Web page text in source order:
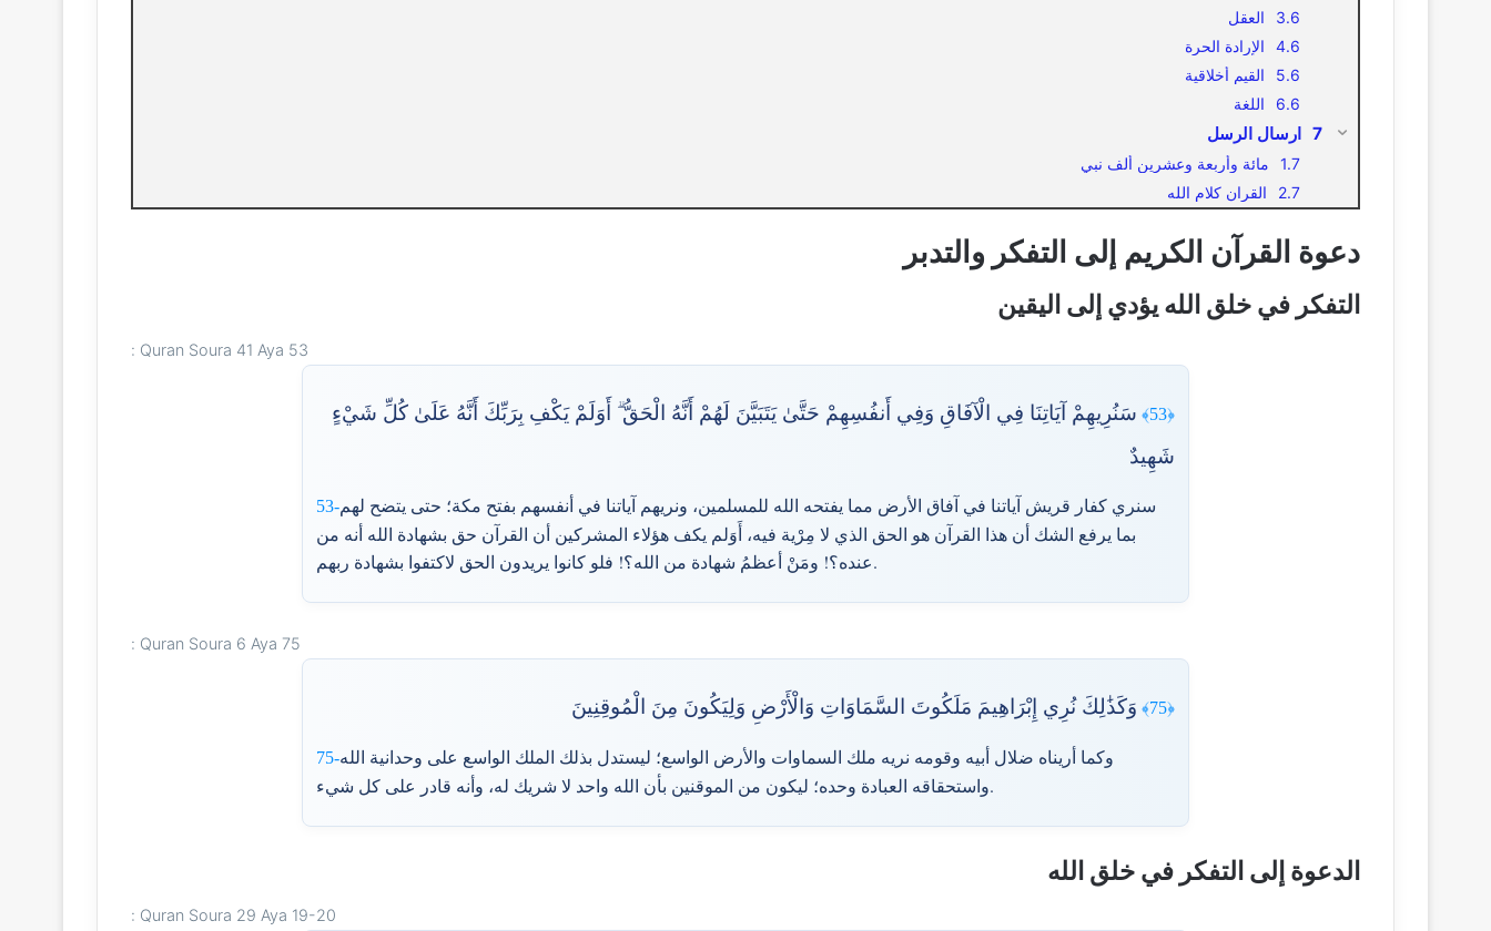
العقل
الإرادة الحرة
القيم أخلاقية
اللغة
ارسال الرسل
مائة وأربعة وعشرين ألف نبي
القران كلام الله
دعوة القرآن الكريم إلى التفكر والتدبر
التفكر في خلق الله يؤدي إلى اليقين
Quran Soura 41 Aya 53 :
﴿53﴾
سَنُرِيهِمْ آيَاتِنَا فِي الْآفَاقِ وَفِي أَنفُسِهِمْ حَتَّىٰ يَتَبَيَّنَ لَهُمْ أَنَّهُ الْحَقُّ ۗ أَوَلَمْ يَكْفِ بِرَبِّكَ أَنَّهُ عَلَىٰ كُلِّ شَيْءٍ
شَهِيدٌ
53-سنري كفار قريش آياتنا في آفاق الأرض مما يفتحه الله للمسلمين، ونريهم آياتنا في أنفسهم بفتح مكة؛ حتى يتضح لهم
بما يرفع الشك أن هذا القرآن هو الحق الذي لا مِرْية فيه، أَوَلم يكف هؤلاء المشركين أن القرآن حق بشهادة الله أنه من
عنده؟! ومَنْ أعظمُ شهادة من الله؟! فلو كانوا يريدون الحق لاكتفوا بشهادة ربهم.
Quran Soura 6 Aya 75 :
﴿75﴾ وَكَذَٰلِكَ نُرِي إِبْرَاهِيمَ مَلَكُوتَ السَّمَاوَاتِ وَالْأَرْضِ وَلِيَكُونَ مِنَ الْمُوقِنِينَ
75-وكما أريناه ضلال أبيه وقومه نريه ملك السماوات والأرض الواسع؛ ليستدل بذلك الملك الواسع على وحدانية الله
واستحقاقه العبادة وحده؛ ليكون من الموقنين بأن الله واحد لا شريك له، وأنه قادر على كل شيء.
الدعوة إلى التفكر في خلق الله
Quran Soura 29 Aya 19-20 :